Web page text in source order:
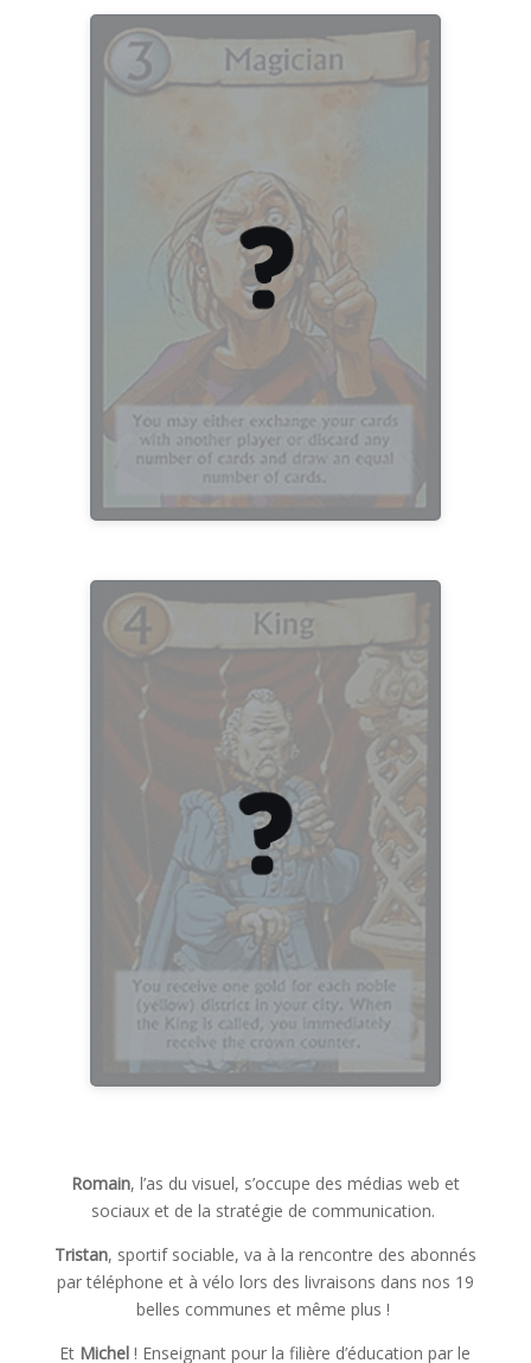
TRISTAN
MICHEL
Romain, l’as du visuel, s’occupe des médias web et
sociaux et de la stratégie de communication.
Tristan, sportif sociable, va à la rencontre des abonnés
par téléphone et à vélo lors des livraisons dans nos 19
belles communes et même plus !
Et Michel ! Enseignant pour la filière d’éducation par le